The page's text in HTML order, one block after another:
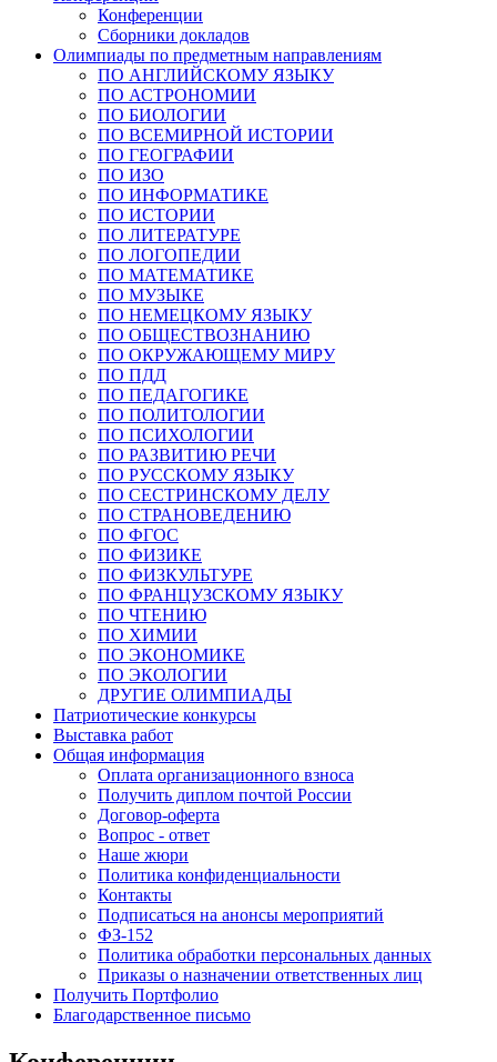
Конференции
Сборники докладов
Олимпиады по предметным направлениям
ПО АНГЛИЙСКОМУ ЯЗЫКУ
ПО АСТРОНОМИИ
ПО БИОЛОГИИ
ПО ВСЕМИРНОЙ ИСТОРИИ
ПО ГЕОГРАФИИ
ПО ИЗО
ПО ИНФОРМАТИКЕ
ПО ИСТОРИИ
ПО ЛИТЕРАТУРЕ
ПО ЛОГОПЕДИИ
ПО МАТЕМАТИКЕ
ПО МУЗЫКЕ
ПО НЕМЕЦКОМУ ЯЗЫКУ
ПО ОБЩЕСТВОЗНАНИЮ
ПО ОКРУЖАЮЩЕМУ МИРУ
ПО ПДД
ПО ПЕДАГОГИКЕ
ПО ПОЛИТОЛОГИИ
ПО ПСИХОЛОГИИ
ПО РАЗВИТИЮ РЕЧИ
ПО РУССКОМУ ЯЗЫКУ
ПО СЕСТРИНСКОМУ ДЕЛУ
ПО СТРАНОВЕДЕНИЮ
ПО ФГОС
ПО ФИЗИКЕ
ПО ФИЗКУЛЬТУРЕ
ПО ФРАНЦУЗСКОМУ ЯЗЫКУ
ПО ЧТЕНИЮ
ПО ХИМИИ
ПО ЭКОНОМИКЕ
ПО ЭКОЛОГИИ
ДРУГИЕ ОЛИМПИАДЫ
Патриотические конкурсы
Выставка работ
Общая информация
Оплата организационного взноса
Получить диплом почтой России
Договор-оферта
Вопрос - ответ
Наше жюри
Политика конфиденциальности
Контакты
Подписаться на анонсы мероприятий
ФЗ-152
Политика обработки персональных данных
Приказы о назначении ответственных лиц
Получить Портфолио
Благодарственное письмо